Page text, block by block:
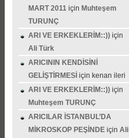
MART 2011 için Muhteşem
TURUNÇ
ARI VE ERKEKLERİM::)) için
Ali Türk
ARICININ KENDİSİNİ
GELİŞTİRMESİ için kenan ileri
ARI VE ERKEKLERİM::)) için
Muhteşem TURUNÇ
ARICILAR İSTANBUL’DA
MİKROSKOP PEŞİNDE için Ali